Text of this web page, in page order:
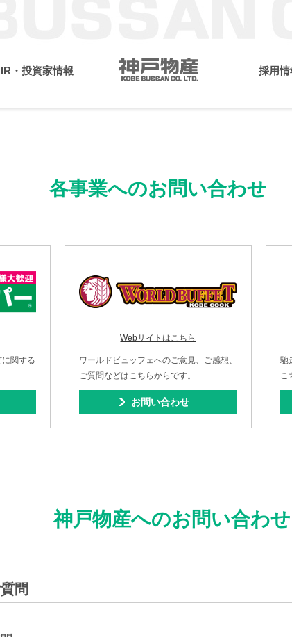
IR・投資家情報 採用情
各事業へのお問い合わせ
関する
Webサイトはこちら
ワールドビュッフェへのご意見、ご感想、
ご質問などはこちらからです。
お問い合わせ
馳
こ
神戸物産へのお問い合わせ
問